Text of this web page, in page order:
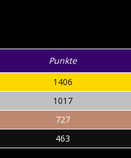
Punkte
1406
1017
727
463